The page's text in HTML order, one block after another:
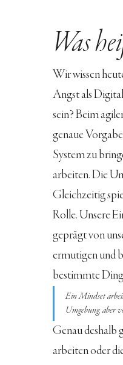
Was
Wir wissen
Angst als
sein? Beim
genaue
System zu
arbeiten. Die
Gleichzeitig
Rolle. Unsere
geprägt von
ermutigen und
bestimmte
Ein Mindset
Umgebung, aber
Genau deshalb
arbeiten oder